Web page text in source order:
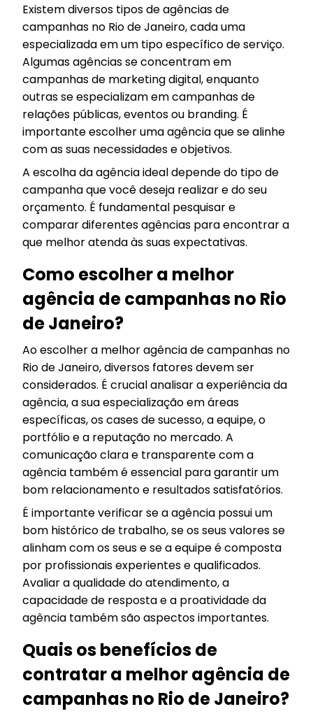
Existem diversos tipos de agências de
campanhas no Rio de Janeiro, cada uma
especializada em um tipo específico de serviço.
Algumas agências se concentram em
campanhas de marketing digital, enquanto
outras se especializam em campanhas de
relações públicas, eventos ou branding. É
importante escolher uma agência que se alinhe
com as suas necessidades e objetivos.
A escolha da agência ideal depende do tipo de
campanha que você deseja realizar e do seu
orçamento. É fundamental pesquisar e
comparar diferentes agências para encontrar a
que melhor atenda às suas expectativas.
Como escolher a melhor
agência de campanhas no Rio
de Janeiro?
Ao escolher a melhor agência de campanhas no
Rio de Janeiro, diversos fatores devem ser
considerados. É crucial analisar a experiência da
agência, a sua especialização em áreas
específicas, os cases de sucesso, a equipe, o
portfólio e a reputação no mercado. A
comunicação clara e transparente com a
agência também é essencial para garantir um
bom relacionamento e resultados satisfatórios.
É importante verificar se a agência possui um
bom histórico de trabalho, se os seus valores se
alinham com os seus e se a equipe é composta
por profissionais experientes e qualificados.
Avaliar a qualidade do atendimento, a
capacidade de resposta e a proatividade da
agência também são aspectos importantes.
Quais os benefícios de
contratar a melhor agência de
campanhas no Rio de Janeiro?